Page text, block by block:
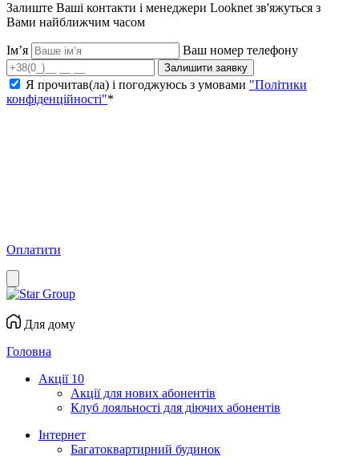
Залиште Ваші контакти і менеджери Looknet зв'яжуться з
Вами найближчим часом
Ім’я Ваш номер телефону
Залишити заявку
Я прочитав(ла) і погоджуюсь з умовами "Політики
конфіденційності"*
Оплатити
Для дому
Головна
Акції 10
Акції для нових абонентів
Клуб лояльності для діючих абонентів
Інтернет
Багатоквартирний будинок